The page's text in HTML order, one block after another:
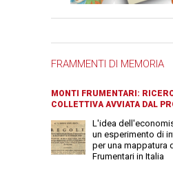
FRAMMENTI DI MEMORIA
MONTI FRUMENTARI:
COLLETTIVA AVVIATA DAL
L'idea
un esperimento di
per una mappatura
Frumentari in Italia